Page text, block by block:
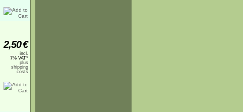
2,50€
incl.
7% VAT*
plus
shipping
costs